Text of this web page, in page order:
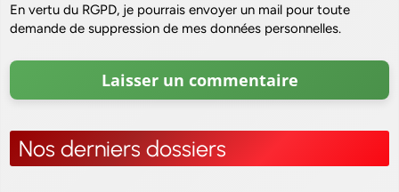
En vertu du RGPD, je pourrais envoyer un mail pour toute
demande de suppression de mes données personnelles.
Nos derniers dossiers